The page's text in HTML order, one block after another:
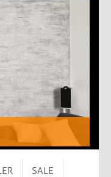
SALE